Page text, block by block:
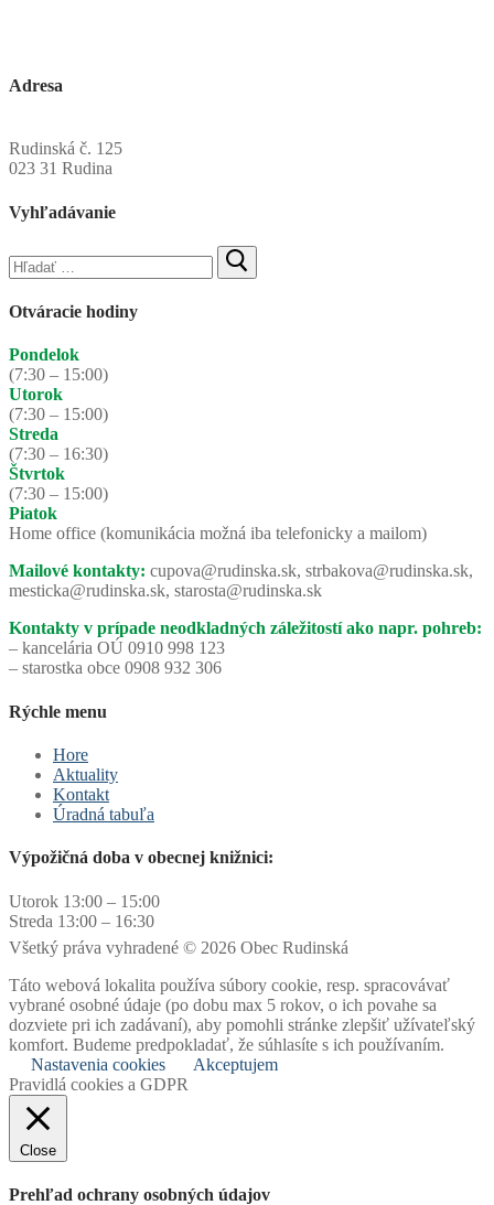
Adresa
Rudinská č. 125
023 31 Rudina
Vyhľadávanie
Hľadať:
Otváracie hodiny
Pondelok
(7:30 – 15:00)
Utorok
(7:30 – 15:00)
Streda
(7:30 – 16:30)
Štvrtok
(7:30 – 15:00)
Piatok
Home office (komunikácia možná iba telefonicky a mailom)
Mailové kontakty: cupova@rudinska.sk, strbakova@rudinska.sk,
mesticka@rudinska.sk, starosta@rudinska.sk
Kontakty v prípade neodkladných záležitostí ako napr. pohreb:
– kancelária OÚ 0910 998 123
– starostka obce 0908 932 306
Rýchle menu
Hore
Aktuality
Kontakt
Úradná tabuľa
Výpožičná doba v obecnej knižnici:
Utorok 13:00 – 15:00
Streda 13:00 – 16:30
Všetký práva vyhradené © 2026 Obec Rudinská
Táto webová lokalita používa súbory cookie, resp. spracovávať
vybrané osobné údaje (po dobu max 5 rokov, o ich povahe sa
dozviete pri ich zadávaní), aby pomohli stránke zlepšiť užívateľský
komfort. Budeme predpokladať, že súhlasíte s ich používaním.
Nastavenia cookies
Akceptujem
Pravidlá cookies a GDPR
Close
Prehľad ochrany osobných údajov